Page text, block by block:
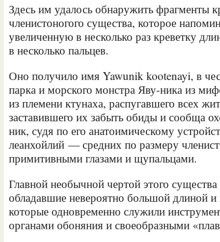
Здесь им удалось обнаружить фрагменты
членистоногого существа, которое
увеличенную в несколько раз креветку
в несколько пальцев.
Оно получило имя Yawunik kootenayi, в
парка и морского монстра Яву-ника из
из племени ктунаха, распугавшего всех
заставившего их забыть обиды и сообща
ник, судя по его анатоимическому
леанхойлий — средних по размеру
примитивными глазами и щупальцами.
Главной необычной чертой этого
обладавшие невероятно большой длиной
которые одновременно служили
органами обоняния и своеобразными